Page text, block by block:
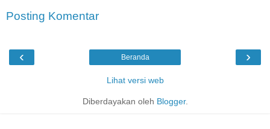
Posting Komentar
‹ ›
Beranda
Lihat versi web
Diberdayakan oleh Blogger.